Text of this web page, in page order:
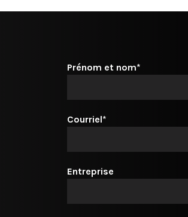
Prénom et nom*
Courriel*
Entreprise